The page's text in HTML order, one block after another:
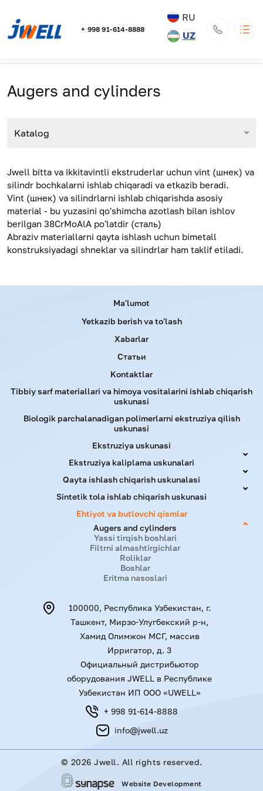
Yetkazib berish va to'lash
info@jwell.uz
+ 998 91-614-8888
RU
UZ
Breadcrumb
Augers and cylinders
Katalog
Jwell bitta va ikkitavintli ekstruderlar uchun vint (шнек) va
silindr bochkalarni ishlab chiqaradi va etkazib beradi.
Vint (шнек) va silindrlarni ishlab chiqarishda asosiy
material - bu yuzasini qo'shimcha azotlash bilan ishlov
berilgan 38CrMoAlA po'latdir (сталь)
Abraziv materiallarni qayta ishlash uchun bimetall
konstruksiyadagi shneklar va silindrlar ham taklif etiladi.
Tibbiy sarf materiallari va himoya vositalarini ishlab chiqarish
uskunasi
Biologik parchalanadigan polimerlarni ekstruziya qilish
uskunasi
Ekstruziya uskunasi
Ekstruziya kaliplama uskunalari
Qayta ishlash chiqarish uskunalasi
Sintetik tola ishlab chiqarish uskunasi
Ehtiyot va butlovchi qismlar
Augers and cylinders
Yassi tirqish boshlari
Filtrni almashtirgichlar
Roliklar
Boshlar
Eritma nasoslari
Ma'lumot
Yetkazib berish va to'lash
Xabarlar
Статьи
Kontaktlar
100000, Республика Узбекистан, г.
Ташкент, Мирзо-Улугбекский р-н,
Хамид Олимжон МСГ, массив
Ирригатор, д. 3
Официальный дистрибьютор
оборудования JWELL в Республике
Узбекистан ИП ООО «UWELL»
+ 998 91-614-8888
info@jwell.uz
© 2026 Jwell. All rights reserved.
Website Development